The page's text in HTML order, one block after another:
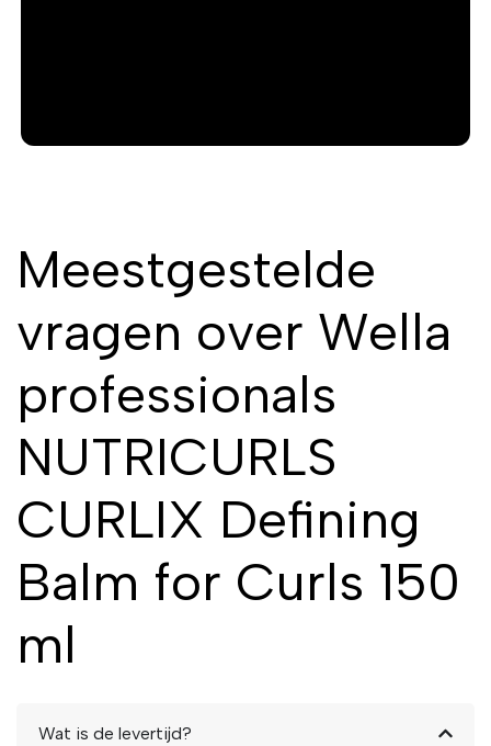
Meestgestelde
vragen over Wella
professionals
NUTRICURLS
CURLIX Defining
Balm for Curls 150
ml
Wat is de levertijd?